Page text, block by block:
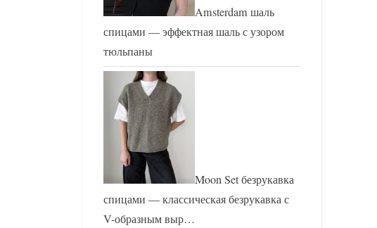
Amsterdam шаль
спицами — эффектная шаль с узором
тюльпаны
Moon Set безрукавка
спицами — классическая безрукавка с
V-образным выр…